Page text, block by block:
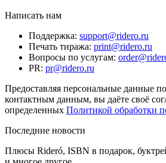
Написать нам
Поддержка: support@ridero.ru
Печать тиража: print@ridero.ru
Вопросы по услугам:
PR: pr@ridero.ru
Предоставляя персональные данные
контактным данным, вы даёте своё
определенных Политикой обработки
Последние новости
Плюсы Rideró, ISBN в подарок,